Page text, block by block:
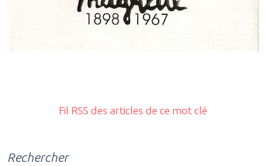
Fil RSS des articles de ce mot clé
Rechercher